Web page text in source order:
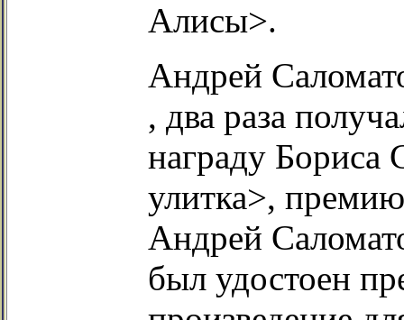
Алисы>.
Андрей
, два раза
награду Бориса
улитка>,
Андрей
был удостоен